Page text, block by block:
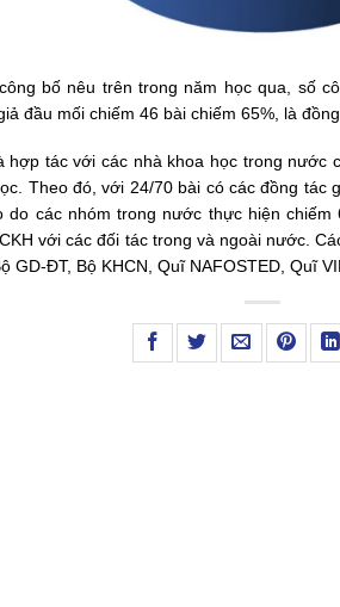
bố nêu trên trong năm học qua, số
đầu mối chiếm 46 bài chiếm 65%, là
hợp tác với các nhà khoa học trong nước
Theo đó, với 24/70 bài có các đồng tác
do các nhóm trong nước thực hiện
với các đối tác trong và ngoài nước.
GD-ĐT, Bộ KHCN, Quĩ NAFOSTED, Quĩ